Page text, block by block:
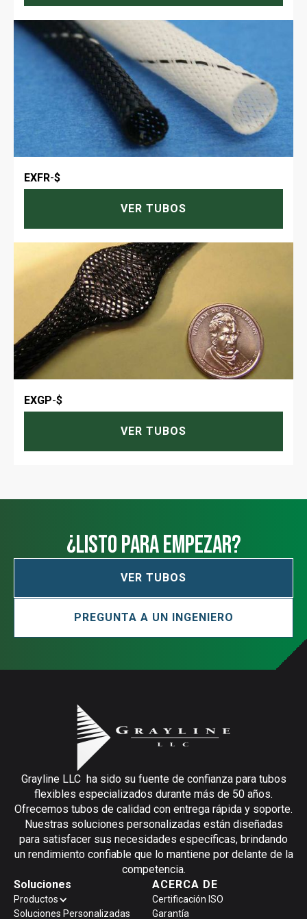
EXFR-$
VER TUBOS
EXGP-$
VER TUBOS
¿Listo para empezar?
VER TUBOS
PREGUNTA A UN INGENIERO
Grayline LLC ha sido su fuente de confianza para tubos
flexibles especializados durante más de 50 años.
Ofrecemos tubos de calidad con entrega rápida y soporte.
Nuestras soluciones personalizadas están diseñadas
para satisfacer sus necesidades específicas, brindando
un rendimiento confiable que lo mantiene por delante de la
competencia.
Soluciones
Productos
Soluciones Personalizadas
ACERCA DE
Certificación ISO
Garantía